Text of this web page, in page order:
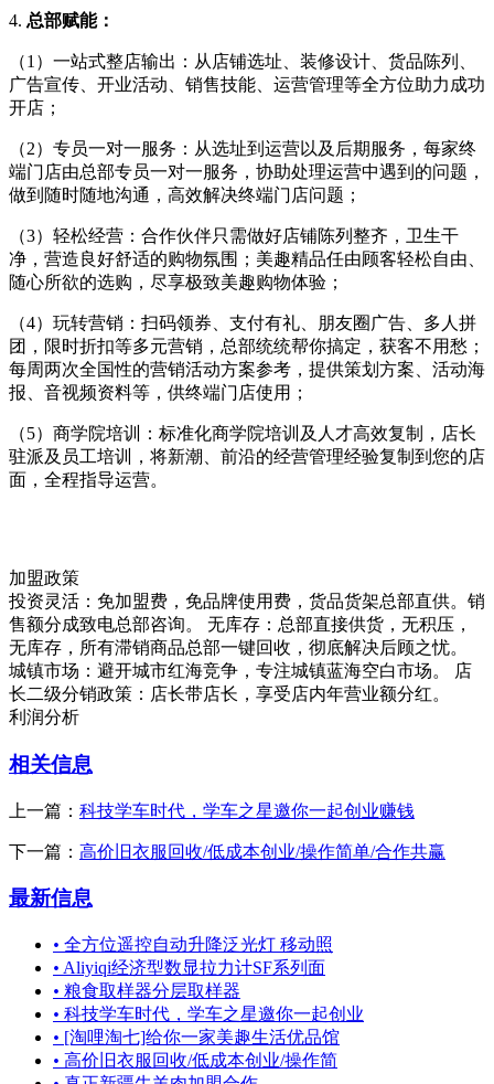
4. 总部赋能：
（1）一站式整店输出：从店铺选址、装修设计、货品陈列、
广告宣传、开业活动、销售技能、运营管理等全方位助力成功
开店；
（2）专员一对一服务：从选址到运营以及后期服务，每家终
端门店由总部专员一对一服务，协助处理运营中遇到的问题，
做到随时随地沟通，高效解决终端门店问题；
（3）轻松经营：合作伙伴只需做好店铺陈列整齐，卫生干
净，营造良好舒适的购物氛围；美趣精品任由顾客轻松自由、
随心所欲的选购，尽享极致美趣购物体验；
（4）玩转营销：扫码领券、支付有礼、朋友圈广告、多人拼
团，限时折扣等多元营销，总部统统帮你搞定，获客不用愁；
每周两次全国性的营销活动方案参考，提供策划方案、活动海
报、音视频资料等，供终端门店使用；
（5）商学院培训：标准化商学院培训及人才高效复制，店长
驻派及员工培训，将新潮、前沿的经营管理经验复制到您的店
面，全程指导运营。
加盟政策
投资灵活：免加盟费，免品牌使用费，货品货架总部直供。销
售额分成致电总部咨询。 无库存：总部直接供货，无积压，
无库存，所有滞销商品总部一键回收，彻底解决后顾之忧。
城镇市场：避开城市红海竞争，专注城镇蓝海空白市场。 店
长二级分销政策：店长带店长，享受店内年营业额分红。
利润分析
相关信息
上一篇： 科技学车时代，学车之星邀你一起创业赚钱
下一篇： 高价旧衣服回收/低成本创业/操作简单/合作共赢
最新信息
• 全方位遥控自动升降泛光灯 移动照
• Aliyiqi经济型数显拉力计SF系列面
• 粮食取样器分层取样器
• 科技学车时代，学车之星邀你一起创业
• [淘哩淘七]给你一家美趣生活优品馆
• 高价旧衣服回收/低成本创业/操作简